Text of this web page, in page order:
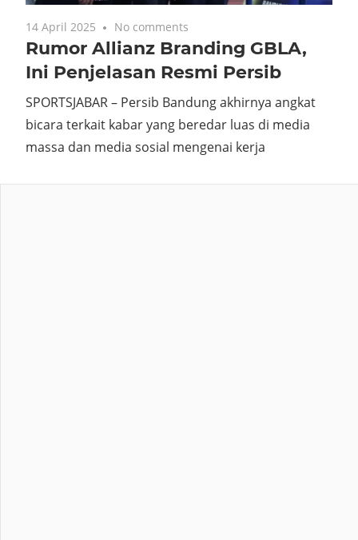
14 April 2025 No comments
Rumor Allianz Branding GBLA,
Ini Penjelasan Resmi Persib
SPORTSJABAR – Persib Bandung akhirnya angkat
bicara terkait kabar yang beredar luas di media
massa dan media sosial mengenai kerja